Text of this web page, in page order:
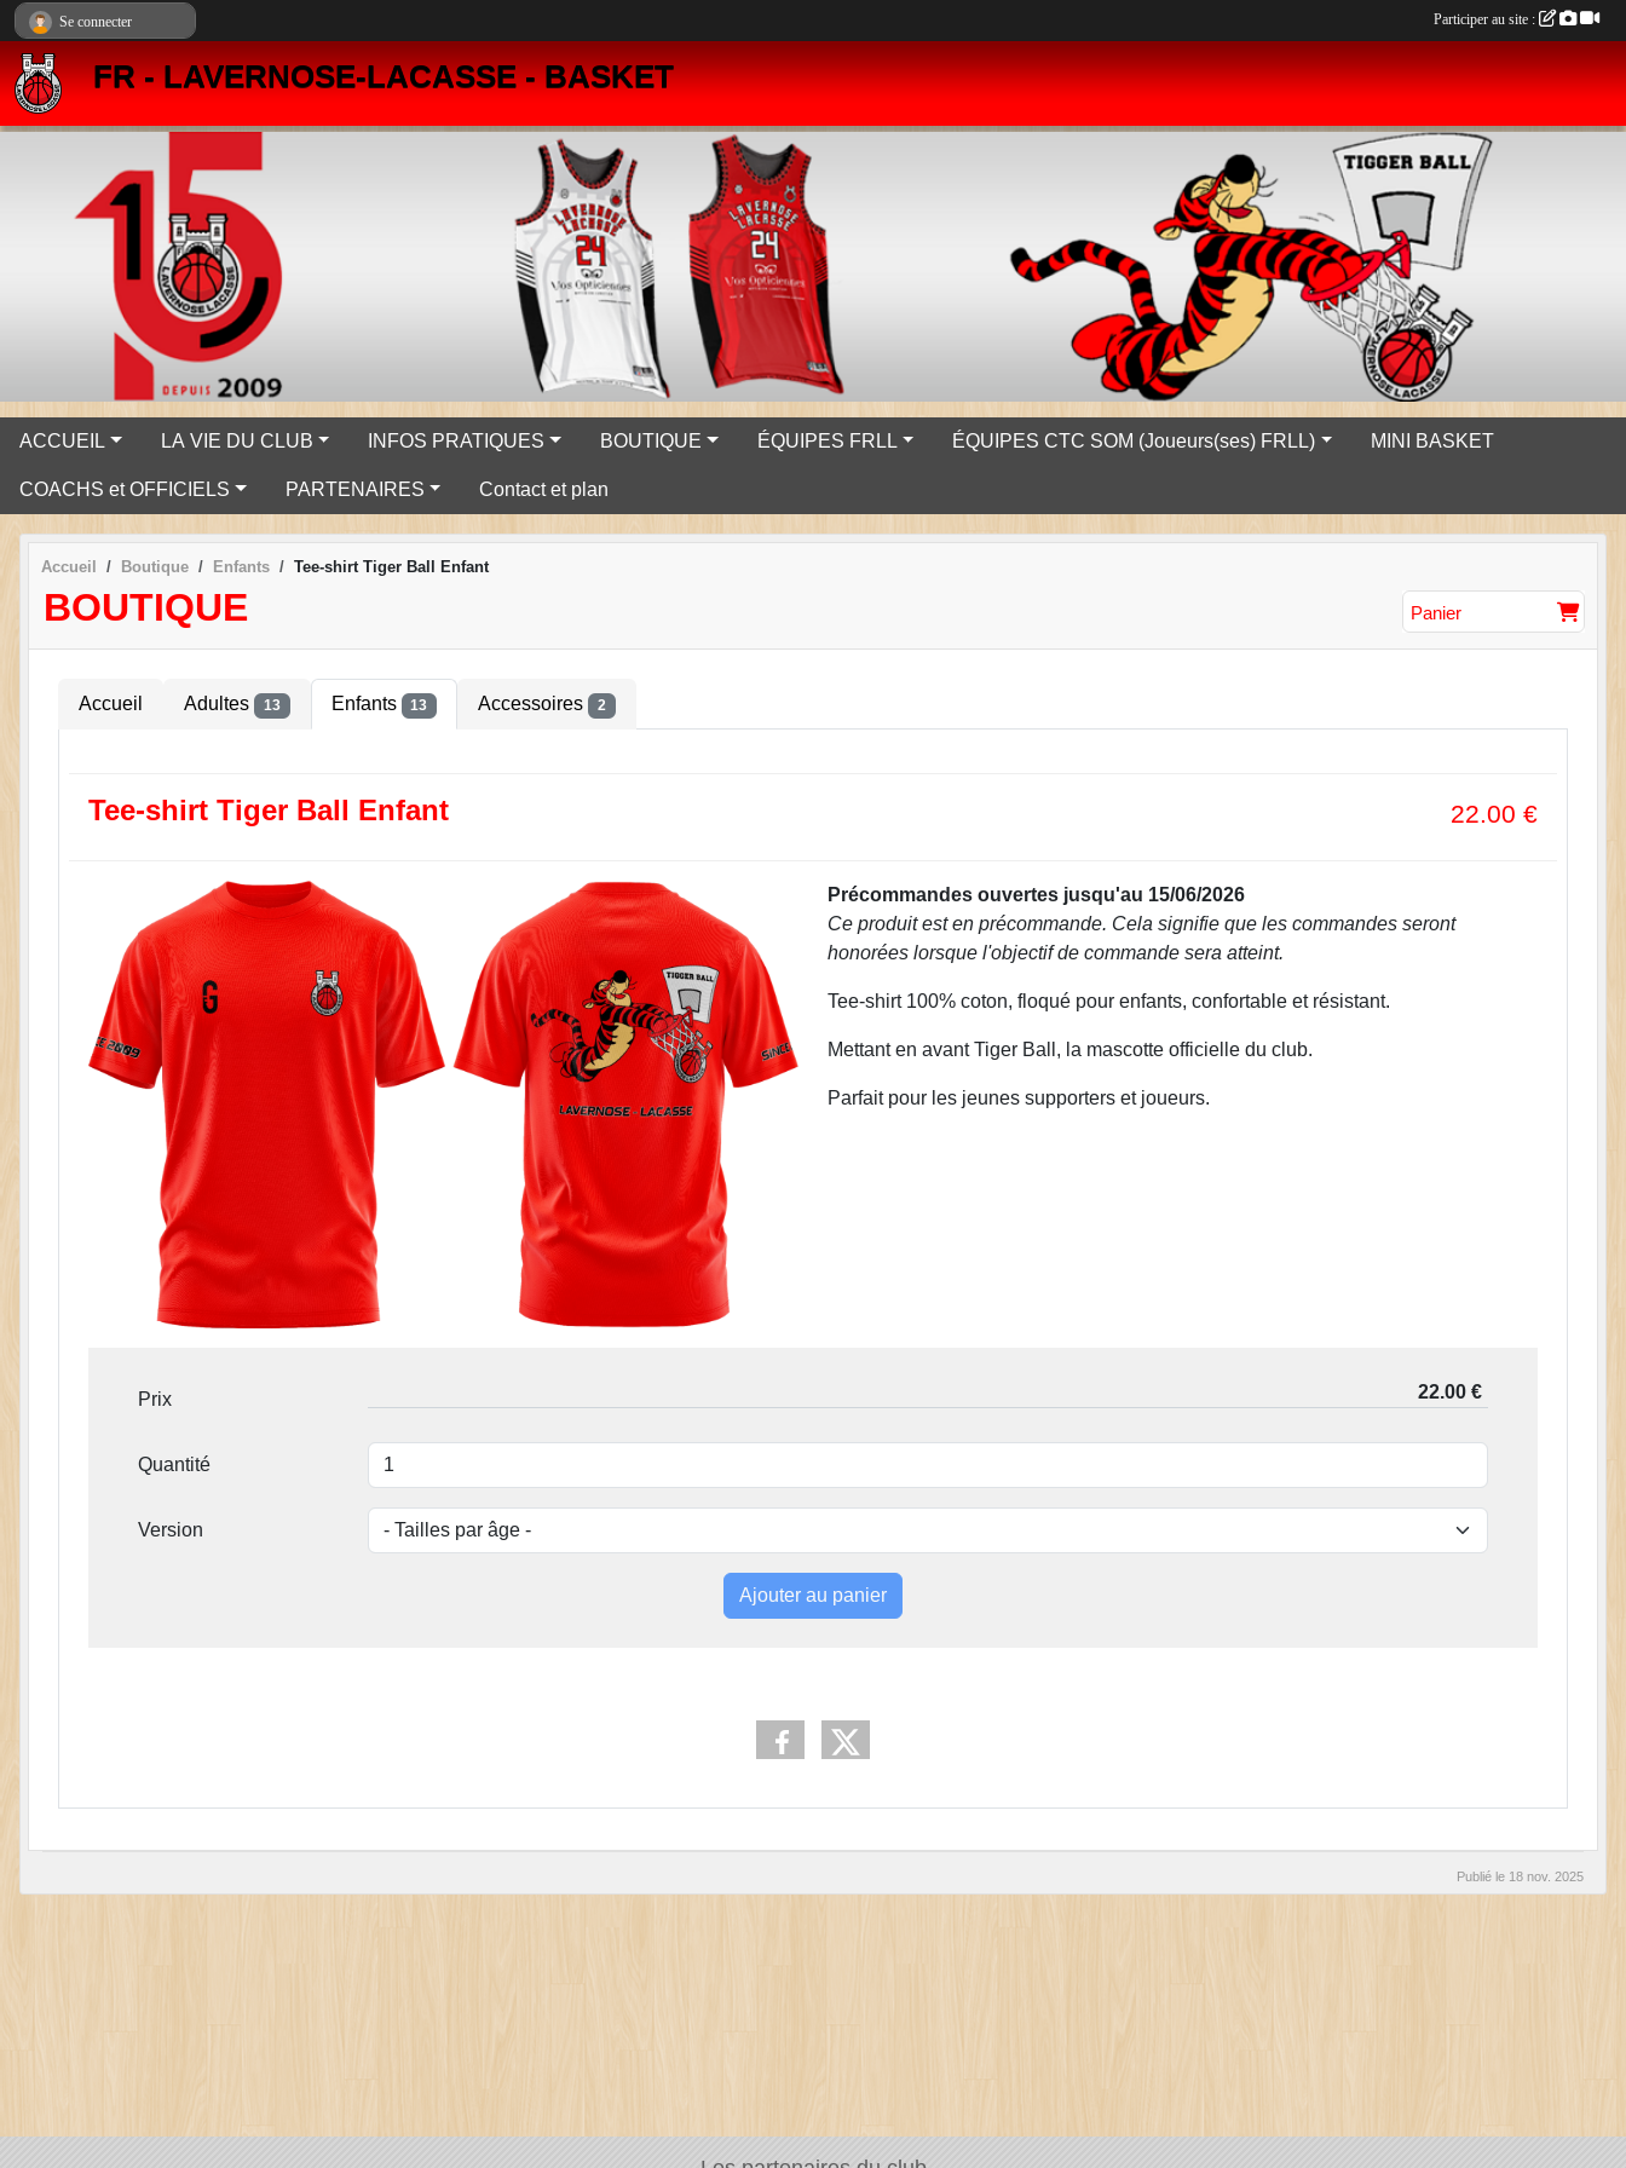
FR - LAVERNOSE-LACASSE - BASKET
ACCUEIL LA VIE DU CLUB INFOS PRATIQUES BOUTIQUE ÉQUIPES FRLL ÉQUIPES CTC SOM (Joueurs(ses) FRLL) MINI BASKET
COACHS et OFFICIELS PARTENAIRES Contact et plan
Accueil Boutique Enfants Tee-shirt Tiger Ball Enfant
BOUTIQUE Panier
Accueil Adultes 13 Enfants 13 Accessoires 2
Tee-shirt Tiger Ball Enfant 22.00 €
Précommandes ouvertes jusqu'au 15/06/2026
Ce produit est en précommande. Cela signifie que les commandes seront
honorées lorsque l'objectif de commande sera atteint.
Tee-shirt 100% coton, floqué pour enfants, confortable et résistant.
Mettant en avant Tiger Ball, la mascotte officielle du club.
Parfait pour les jeunes supporters et joueurs.
Prix
Quantité
Version
Ajouter au panier
Publié le 18 nov. 2025
Se connecter Participer au site :
Panneau de gestion des cookies